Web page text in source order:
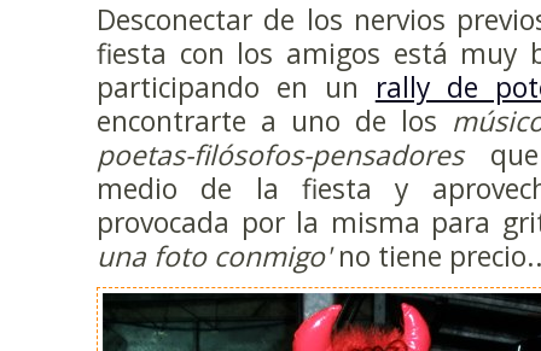
Desconectar de los nervios
fiesta con los amigos está muy
participando en un rally de
encontrarte a uno de los
poetas-filósofos-pensadoresque
medio de la fiesta y
provocada por la misma para
una foto conmigo'no tiene